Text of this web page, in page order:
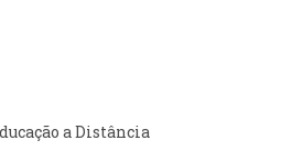
a Distância